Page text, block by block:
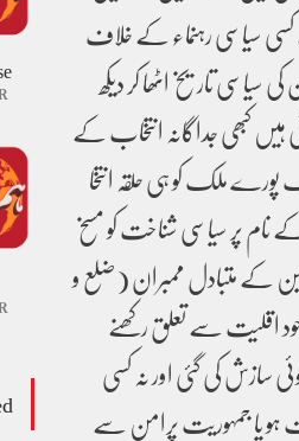
سیاسی رہنماء کے خلاف
سیاسی تاریخ اٹھا کر دیکھ
کبھی جداگانہ انتخاب کے
کو ہی حلقہ انتخا
نام پر سیاسی شناخت کو مسخ
کے متبادل ممبران (ضلع و
اقلیت سے تعلق رکھنے
سازش کی گئی اور نہ کسی
ہو یا جمہوریت پرامن سے